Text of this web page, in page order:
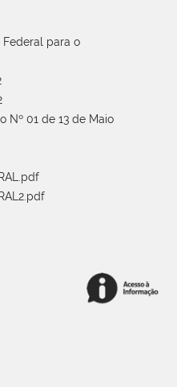
para o
Nº 01 de 13 de Maio